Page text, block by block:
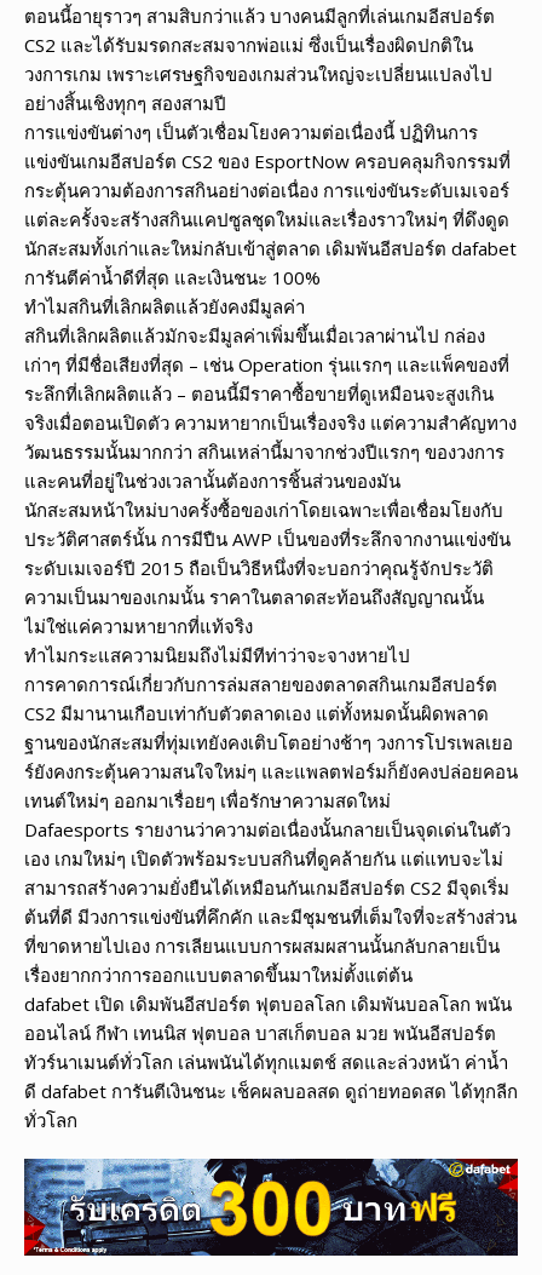
ตอนนี้อายุราวๆ สามสิบกว่าแล้ว บางคนมีลูกที่เล่นเกมอีสปอร์ต
CS2 และได้รับมรดกสะสมจากพ่อแม่ ซึ่งเป็นเรื่องผิดปกติใน
วงการเกม เพราะเศรษฐกิจของเกมส่วนใหญ่จะเปลี่ยนแปลงไป
อย่างสิ้นเชิงทุกๆ สองสามปี
การแข่งขันต่างๆ เป็นตัวเชื่อมโยงความต่อเนื่องนี้ ปฏิทินการ
แข่งขันเกมอีสปอร์ต CS2 ของ EsportNow ครอบคลุมกิจกรรมที่
กระตุ้นความต้องการสกินอย่างต่อเนื่อง การแข่งขันระดับเมเจอร์
แต่ละครั้งจะสร้างสกินแคปซูลชุดใหม่และเรื่องราวใหม่ๆ ที่ดึงดูด
นักสะสมทั้งเก่าและใหม่กลับเข้าสู่ตลาด เดิมพันอีสปอร์ต dafabet
การันตีค่าน้ำดีที่สุด และเงินชนะ 100%
ทำไมสกินที่เลิกผลิตแล้วยังคงมีมูลค่า
สกินที่เลิกผลิตแล้วมักจะมีมูลค่าเพิ่มขึ้นเมื่อเวลาผ่านไป กล่อง
เก่าๆ ที่มีชื่อเสียงที่สุด – เช่น Operation รุ่นแรกๆ และแพ็คของที่
ระลึกที่เลิกผลิตแล้ว – ตอนนี้มีราคาซื้อขายที่ดูเหมือนจะสูงเกิน
จริงเมื่อตอนเปิดตัว ความหายากเป็นเรื่องจริง แต่ความสำคัญทาง
วัฒนธรรมนั้นมากกว่า สกินเหล่านี้มาจากช่วงปีแรกๆ ของวงการ
และคนที่อยู่ในช่วงเวลานั้นต้องการชิ้นส่วนของมัน
นักสะสมหน้าใหม่บางครั้งซื้อของเก่าโดยเฉพาะเพื่อเชื่อมโยงกับ
ประวัติศาสตร์นั้น การมีปืน AWP เป็นของที่ระลึกจากงานแข่งขัน
ระดับเมเจอร์ปี 2015 ถือเป็นวิธีหนึ่งที่จะบอกว่าคุณรู้จักประวัติ
ความเป็นมาของเกมนั้น ราคาในตลาดสะท้อนถึงสัญญาณนั้น
ไม่ใช่แค่ความหายากที่แท้จริง
ทำไมกระแสความนิยมถึงไม่มีทีท่าว่าจะจางหายไป
การคาดการณ์เกี่ยวกับการล่มสลายของตลาดสกินเกมอีสปอร์ต
CS2 มีมานานเกือบเท่ากับตัวตลาดเอง แต่ทั้งหมดนั้นผิดพลาด
ฐานของนักสะสมที่ทุ่มเทยังคงเติบโตอย่างช้าๆ วงการโปรเพลเยอ
ร์ยังคงกระตุ้นความสนใจใหม่ๆ และแพลตฟอร์มก็ยังคงปล่อยคอน
เทนต์ใหม่ๆ ออกมาเรื่อยๆ เพื่อรักษาความสดใหม่
Dafaesports รายงานว่าความต่อเนื่องนั้นกลายเป็นจุดเด่นในตัว
เอง เกมใหม่ๆ เปิดตัวพร้อมระบบสกินที่ดูคล้ายกัน แต่แทบจะไม่
สามารถสร้างความยั่งยืนได้เหมือนกันเกมอีสปอร์ต CS2 มีจุดเริ่ม
ต้นที่ดี มีวงการแข่งขันที่คึกคัก และมีชุมชนที่เต็มใจที่จะสร้างส่วน
ที่ขาดหายไปเอง การเลียนแบบการผสมผสานนั้นกลับกลายเป็น
เรื่องยากกว่าการออกแบบตลาดขึ้นมาใหม่ตั้งแต่ต้น
dafabet เปิด เดิมพันอีสปอร์ต ฟุตบอลโลก เดิมพันบอลโลก พนัน
ออนไลน์ กีฬา เทนนิส ฟุตบอล บาสเก็ตบอล มวย พนันอีสปอร์ต
ทัวร์นาเมนต์ทั่วโลก เล่นพนันได้ทุกแมตช์ สดและล่วงหน้า ค่าน้ำ
ดี dafabet การันตีเงินชนะ เช็คผลบอลสด ดูถ่ายทอดสด ได้ทุกลีก
ทั่วโลก